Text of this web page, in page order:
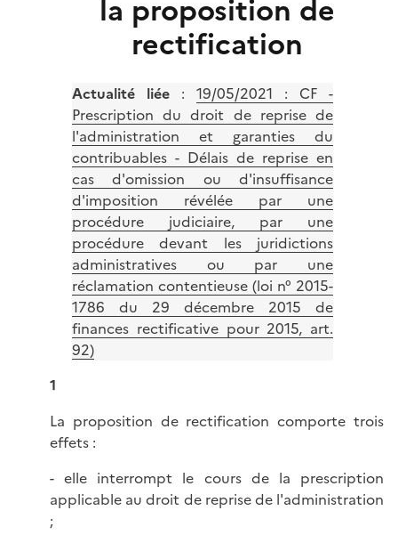
la proposition de
rectification
Actualité liée:19/05/2021 : CF -
Prescription du droit de reprise de
l'administration et garanties du
contribuables - Délais de reprise en
cas d'omission ou d'insuffisance
d'imposition révélée par une
procédure judiciaire, par une
procédure devant les juridictions
administratives ou par une
réclamation contentieuse (loi n° 2015-
1786 du 29 décembre 2015 de
finances rectificative pour 2015, art.
92)
1
La proposition de rectification comporte trois
effets :
- elle interrompt le cours de la prescription
applicable au droit de reprise de l'administration
;